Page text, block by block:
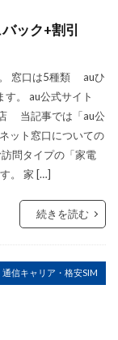
ック+割引
窓口は5種類 auひ
。 au公式サイト
当記事では「au公
ット窓口についての
問タイプの「家電
。 家 […]
続きを読む
通信キャリア・格安SIM